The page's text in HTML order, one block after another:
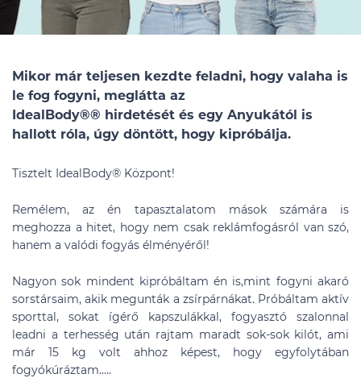
Mikor már teljesen kezdte feladni, hogy valaha is
le fog fogyni, meglátta az
IdealBody®® hirdetését és egy Anyukától is
hallott róla, úgy döntött, hogy kipróbálja.
Tisztelt IdealBody® Központ!
Remélem, az én tapasztalatom mások számára is
meghozza a hitet, hogy nem csak reklámfogásról van szó,
hanem a valódi fogyás élményéről!
Nagyon sok mindent kipróbáltam én is,mint fogyni akaró
sorstársaim, akik megunták a zsírpárnákat. Próbáltam aktív
sporttal, sokat ígérő kapszulákkal, fogyasztó szalonnal
leadni a terhesség után rajtam maradt sok-sok kilót, ami
már 15 kg volt ahhoz képest, hogy egyfolytában
fogyókúráztam.....